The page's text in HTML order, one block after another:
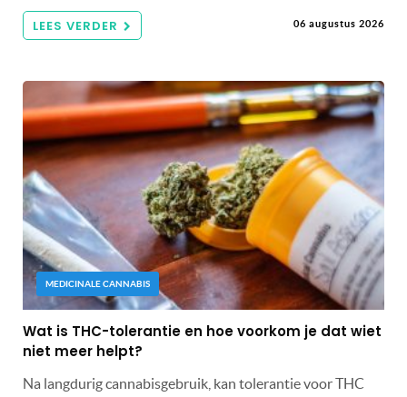
LEES VERDER 06 augustus 2026
MEDICINALE CANNABIS
Wat is THC-tolerantie en hoe voorkom je dat wiet
niet meer helpt?
Na langdurig cannabisgebruik, kan tolerantie voor THC